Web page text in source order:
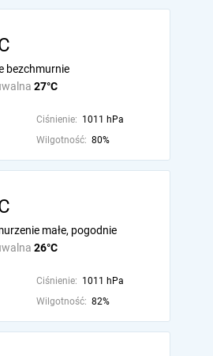
27°C
bezchmurnie
Ciśnienie: 1011 hPa
Wilgotność: 80%
26°C
małe, pogodnie
Ciśnienie: 1011 hPa
Wilgotność: 82%